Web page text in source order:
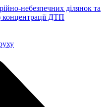
небезпечних ділянок та
концентрації ДТП